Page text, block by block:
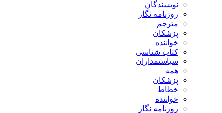
نویسندگان
روزنامه نگار
مترجم
پزشکان
خواننده
کتاب شناسی
سیاستمداران
همه
پزشکان
خطاط
خواننده
روزنامه نگار